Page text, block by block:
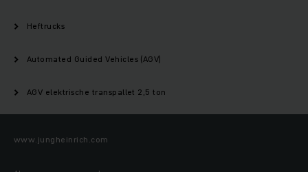
Heftrucks
Automated Guided Vehicles (AGV)
AGV elektrische transpallet 2,5 ton
www.jungheinrich.com